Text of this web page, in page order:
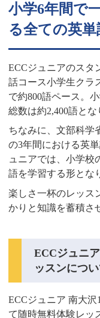
小学6年間で
る全ての英
ECCジュニアのスタ
話コース小学生クラ
で約800語ペース。
総数は約2,400語とな
ちなみに、文部科学
の3年間における英
ュニアでは、小学校
語を学習する形とな
楽しさ一杯のレッス
かりと知識を蓄積さ
ECCジュニ
ッスンにつ
ECCジュニア 南大
て随時無料体験レッ